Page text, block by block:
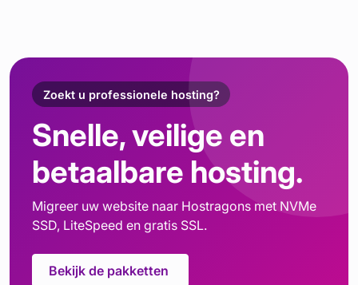
Zoekt u professionele hosting?
Snelle, veilige en
betaalbare hosting.
Migreer uw website naar Hostragons met NVMe
SSD, LiteSpeed en gratis SSL.
Bekijk de pakketten